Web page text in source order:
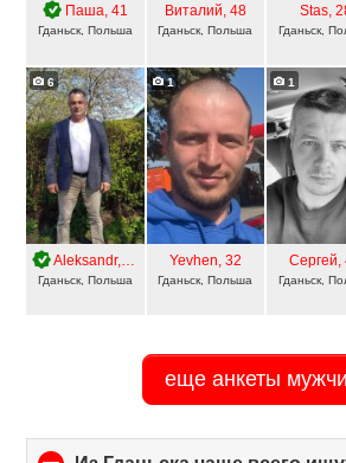
Паша, 41
Гданьск, Польша
Виталий, 48
Гданьск, Польша
Stas,
Гданьск,
6
Aleksandr, 60
Гданьск, Польша
1
Yevhen, 32
Гданьск, Польша
1
Сергей,
Гданьск,
еще анкеты